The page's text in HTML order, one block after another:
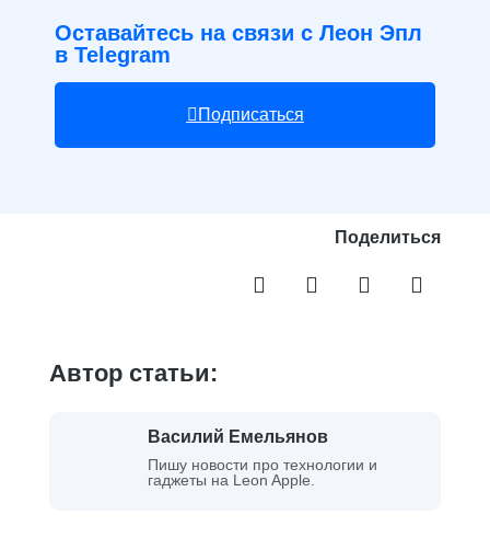
Оставайтесь на связи с Леон Эпл
в Telegram
Подписаться
Поделиться
Автор статьи:
Василий Емельянов
Пишу новости про технологии и
гаджеты на Leon Apple.